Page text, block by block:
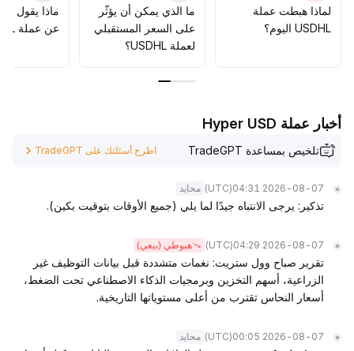
010-1
.
015)، مع التركيز على تغيرات تدفق الأموال والعلاوة لضبط
المراكز بمرونة لمواجهة مخاطر التراجع المحتملة
لماذا هبطت عملة
USDHL اليوم؟
ما الذي يمكن أن يؤثّر
على السعر المستقبلي
لعملة USDHL؟
ماذا يقول
عن عملة USDHL؟
أخبار عملة Hyper USD
تلخيص بمساعدة TradeGPT اطرح أسئلتك على TradeGPT
2026-08-07 04:31
(UTC) محايد
تذكير: يرجى الانتباه جيدًا لما يلي (جميع الأوقات بتوقيت بكين).
2026-08-07 04:29
(UTC) هبوطي (بيعي)
تقرير صباح وول ستريت: نغمات متشددة قبل بيانات التوظيف غير
الزراعية، أسهم التخزين وبرمجيات الذكاء الاصطناعي تحت الضغط،
أسعار النحاس تقترب من أعلى مستوياتها التاريخية.
2026-08-07 00:05
(UTC) محايد